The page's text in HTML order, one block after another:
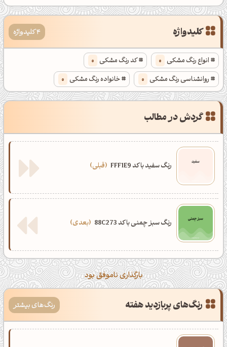
کلیدواژه 4 کلیدواژه
انواع رنگ مشکی 0 کد رنگ مشکی 0
روانشناسی رنگ مشکی 0 خانواده رنگ مشکی 0
گردش در مطالب
رنگ سفید با کد FFF1E9 قبلی
رنگ سبز چمنی با کد 88C273 بعدی
بارگذاری ناموفق بود
رنگ‌های پربازدید هفته رنگ‌های بیشتر